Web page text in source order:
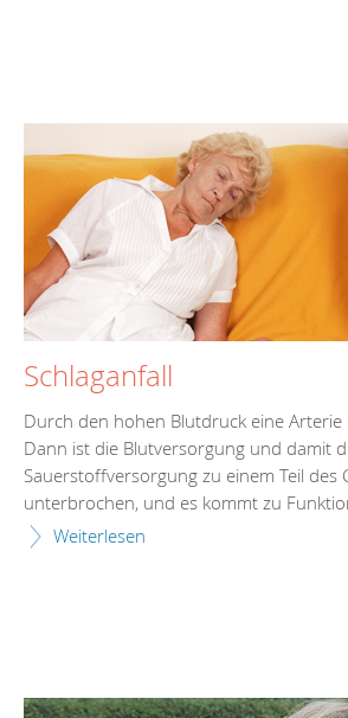
Schlaganfall
Durch den hohen Blutdruck eine Arterie
Dann ist die Blutversorgung und damit
Sauerstoffversorgung zu einem Teil des
unterbrochen, und es kommt zu
Weiterlesen